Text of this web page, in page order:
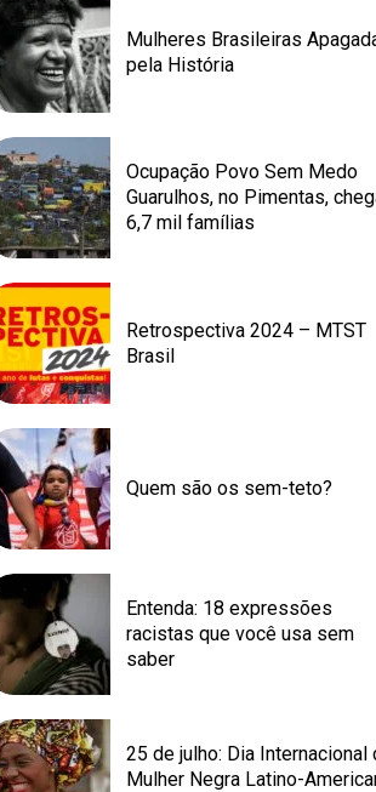
Mulheres Brasileiras
pela História
Ocupação Povo Sem Medo
Guarulhos, no Pimentas,
6,7 mil famílias
Retrospectiva 2024 – MTST
Brasil
Quem são os sem-teto?
Entenda: 18 expressões
racistas que você usa sem
saber
25 de julho: Dia Internacional
Mulher Negra Latino-